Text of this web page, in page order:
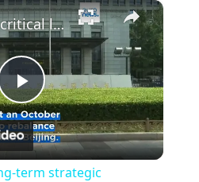
Fullscreen ×
Play
Video
China is 'a critical long-term strategic challenge', EU ministers say
term strategic